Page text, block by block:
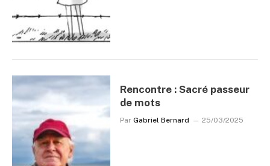
Rencontre : Sacré passeur
de mots
Par Gabriel Bernard 25/03/2025